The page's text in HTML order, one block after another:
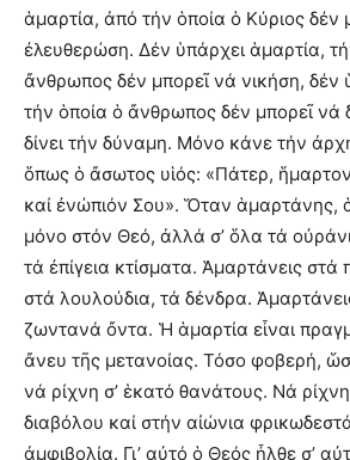
ἁμαρτία, ἀπό τήν ὁποία ὁ Κύριος δέν
ἐλευθερώση. Δέν ὑπάρχει ἁμαρτία,
ἄνθρωπος δέν μπορεῖ νά νικήση, δέν
τήν ὁποία ὁ ἄνθρωπος δέν μπορεῖ νά
δίνει τήν δύναμη. Μόνο κάνε τήν
ὅπως ὁ ἄσωτος υἱός: «Πάτερ,
καί ἐνώπιόν Σου». Ὅταν ἁμαρτάνης,
μόνο στόν Θεό, ἀλλά σ’ ὅλα τά
τά ἐπίγεια κτίσματα. Ἁμαρτάνεις
στά λουλούδια, τά δένδρα.
ζωντανά ὄντα. Ἡ ἁμαρτία εἶναι
ἄνευ τῆς μετανοίας. Τόσο φοβερή,
νά ρίχνη σ’ ἑκατό θανάτους. Νά
διαβόλου καί στήν αἰώνια
ἀμφιβολία. Γι’ αὐτό ὁ Θεός ἦλθε σ’